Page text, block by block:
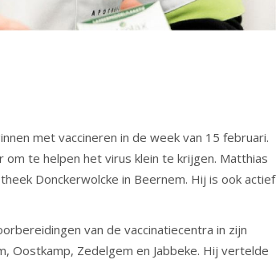
met vaccineren in de week van 15 februari.
te helpen het virus klein te krijgen. Matthias
Donckerwolcke in Beernem. Hij is ook actief
van de vaccinatiecentra in zijn
Oostkamp, Zedelgem en Jabbeke. Hij vertelde